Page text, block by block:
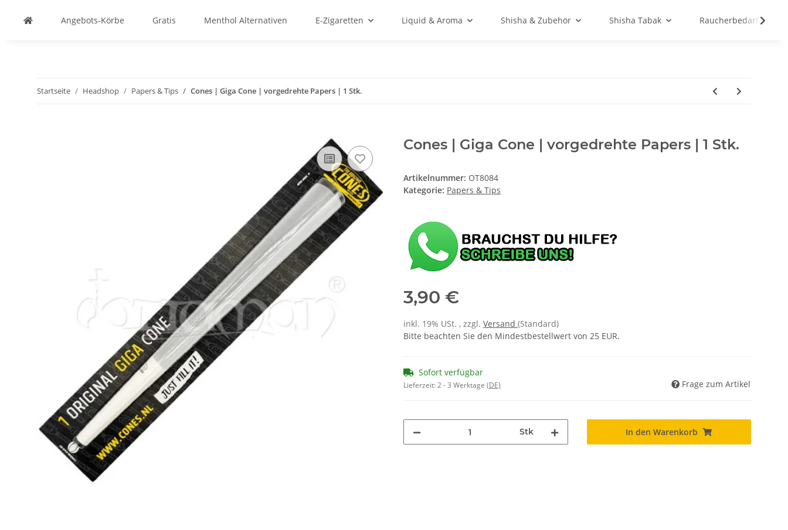
Angebots-Körbe Gratis Menthol Alternativen E-Zigaretten Liquid & Aroma Shisha & Zubehör Shisha Tabak Raucherbedarf
Startseite Headshop Papers & Tips Cones | Giga Cone | vorgedrehte Papers | 1 Stk.
Cones | Giga Cone | vorgedrehte Papers | 1 Stk.
Artikelnummer: OT8084
Kategorie: Papers & Tips
3,90 €
inkl. 19% USt. , zzgl. Versand (Standard)
Bitte beachten Sie den Mindestbestellwert von 25 EUR.
Sofort verfügbar
Lieferzeit:2 - 3 Werktage (DE) Frage zum Artikel
Stk In den Warenkorb